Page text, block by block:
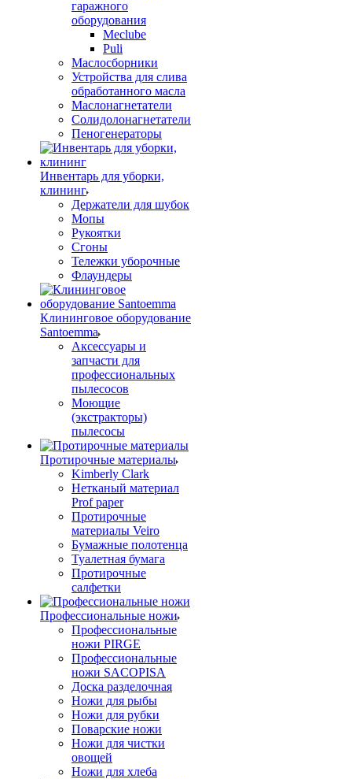
гаражного
оборудования
Meclube
Puli
Маслосборники
Устройства для слива
обработанного масла
Маслонагнетатели
Солидолонагнетатели
Пеногенераторы
Инвентарь для уборки,
клининг
Держатели для шубок
Мопы
Рукоятки
Сгоны
Тележки уборочные
Флаундеры
Клининговое оборудование
Santoemma
Аксессуары и
запчасти для
профессиональных
пылесосов
Моющие
(экстракторы)
пылесосы
Протирочные материалы
Kimberly Clark
Нетканый материал
Prof paper
Протирочные
материалы Veiro
Бумажные полотенца
Туалетная бумага
Протирочные
салфетки
Профессиональные ножи
Профессиональные
ножи PIRGE
Профессиональные
ножи SACOPISA
Доска разделочная
Ножи для рыбы
Ножи для рубки
Поварские ножи
Ножи для чистки
овощей
Ножи для хлеба